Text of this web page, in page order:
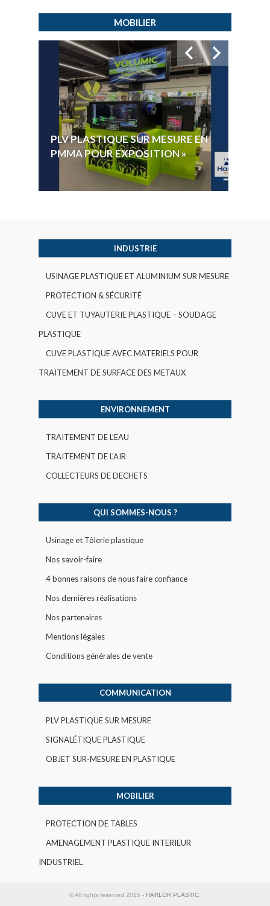
MOBILIER
PLV PLASTIQUE SUR MESURE EN
PMMA POUR EXPOSITION »
INDUSTRIE
USINAGE PLASTIQUE ET ALUMINIUM SUR MESURE
PROTECTION & SÉCURITÉ
CUVE ET TUYAUTERIE PLASTIQUE – SOUDAGE
PLASTIQUE
CUVE PLASTIQUE AVEC MATERIELS POUR
TRAITEMENT DE SURFACE DES METAUX
ENVIRONNEMENT
TRAITEMENT DE L’EAU
TRAITEMENT DE L’AIR
COLLECTEURS DE DECHETS
QUI SOMMES-NOUS ?
Usinage et Tôlerie plastique
Nos savoir-faire
4 bonnes raisons de nous faire confiance
Nos dernières réalisations
Nos partenaires
Mentions légales
Conditions générales de vente
COMMUNICATION
PLV PLASTIQUE SUR MESURE
SIGNALÉTIQUE PLASTIQUE
OBJET SUR-MESURE EN PLASTIQUE
MOBILIER
PROTECTION DE TABLES
AMENAGEMENT PLASTIQUE INTERIEUR
INDUSTRIEL
© All rights reserved 2015 - HARLOR PLASTIC